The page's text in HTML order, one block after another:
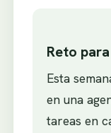
Reto
Esta
en una
tareas en